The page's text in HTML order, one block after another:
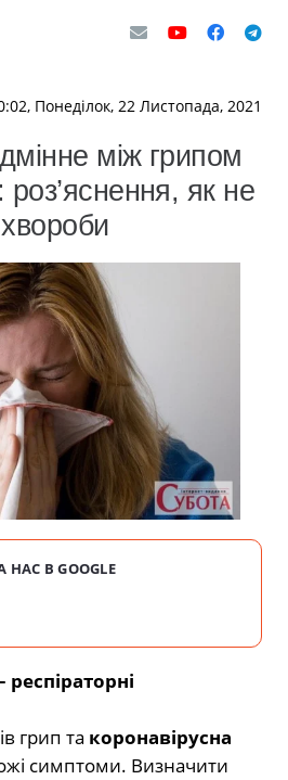
Понеділок, 22 Листопада, 2021
між грипом
як не
В GOOGLE
респіраторні
грип та коронавірусна
симптоми. Визначити